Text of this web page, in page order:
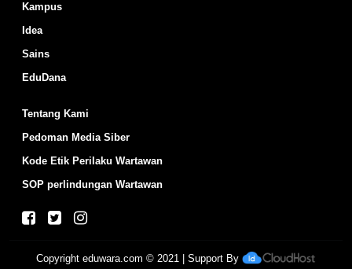
Kampus
Idea
Sains
EduDana
Tentang Kami
Pedoman Media Siber
Kode Etik Perilaku Wartawan
SOP perlindungan Wartawan
Copyrighteduwara.com © 2021 | Support By